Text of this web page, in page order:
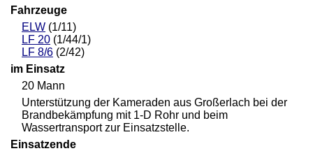
Fahrzeuge
ELW (1/11)
LF 20 (1/44/1)
LF 8/6 (2/42)
im Einsatz
20 Mann
Unterstützung der Kameraden aus Großerlach bei der
Brandbekämpfung mit 1-D Rohr und beim
Wassertransport zur Einsatzstelle.
Einsatzende